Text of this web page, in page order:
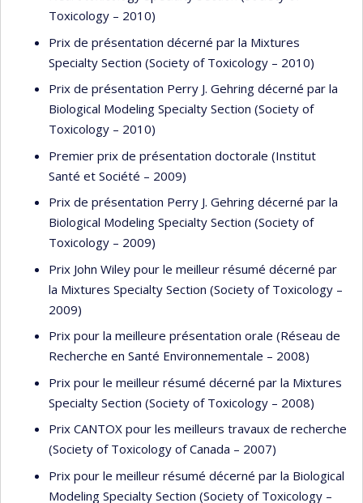
Toxicology – 2010)
Prix de présentation décerné par la Mixtures
Specialty Section (Society of Toxicology – 2010)
Prix de présentation Perry J. Gehring décerné par la
Biological Modeling Specialty Section (Society of
Toxicology – 2010)
Premier prix de présentation doctorale (Institut
Santé et Société – 2009)
Prix de présentation Perry J. Gehring décerné par la
Biological Modeling Specialty Section (Society of
Toxicology – 2009)
Prix John Wiley pour le meilleur résumé décerné par
la Mixtures Specialty Section (Society of Toxicology –
2009)
Prix pour la meilleure présentation orale (Réseau de
Recherche en Santé Environnementale – 2008)
Prix pour le meilleur résumé décerné par la Mixtures
Specialty Section (Society of Toxicology – 2008)
Prix CANTOX pour les meilleurs travaux de recherche
(Society of Toxicology of Canada – 2007)
Prix pour le meilleur résumé décerné par la Biological
Modeling Specialty Section (Society of Toxicology –